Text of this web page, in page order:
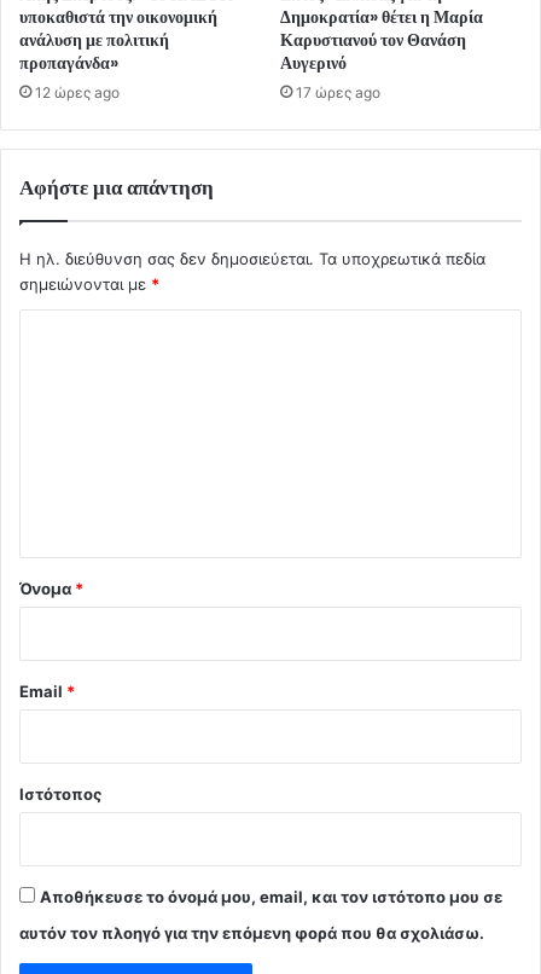
υποκαθιστά την οικονομική
ανάλυση με πολιτική
προπαγάνδα»
12 ώρες ago
Δημοκρατία» θέτει η Μαρία
Καρυστιανού τον Θανάση
Αυγερινό
17 ώρες ago
Αφήστε μια απάντηση
Η ηλ. διεύθυνση σας δεν δημοσιεύεται. Τα υποχρεωτικά πεδία
σημειώνονται με *
Όνομα *
Email *
Ιστότοπος
Αποθήκευσε το όνομά μου, email, και τον ιστότοπο μου σε
αυτόν τον πλοηγό για την επόμενη φορά που θα σχολιάσω.